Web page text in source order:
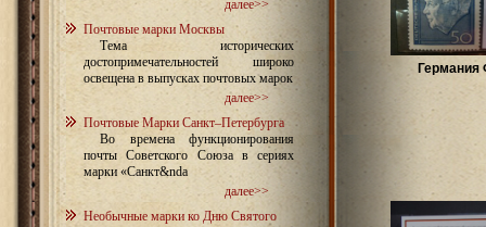
далее>>
Почтовые марки Москвы
Тема исторических
достопримечательностей широко
освещена в выпусках почтовых марок
далее>>
Почтовые Марки Санкт–Петербурга
Во времена функционирования
почты Советского Союза в сериях
марки «Санкт&nda
далее>>
Необычные марки ко Дню Святого
Германия